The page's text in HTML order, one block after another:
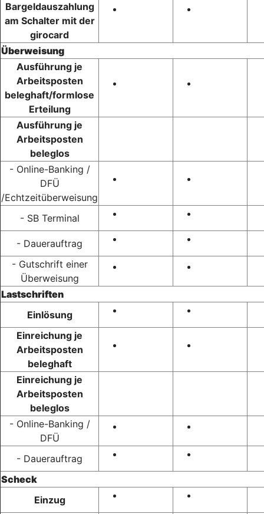
Bargeldauszahlung
am Schalter mit der
girocard
Überweisung
Ausführung je
Arbeitsposten
beleghaft/formlose
Erteilung
Ausführung je
Arbeitsposten
beleglos
- Online-Banking /
DFÜ
/Echtzeitüberweisung
- SB Terminal
- Dauerauftrag
- Gutschrift einer
Überweisung
Lastschriften
Einlösung
Einreichung je
Arbeitsposten
beleghaft
Einreichung je
Arbeitsposten
beleglos
- Online-Banking /
DFÜ
- Dauerauftrag
Scheck
Einzug